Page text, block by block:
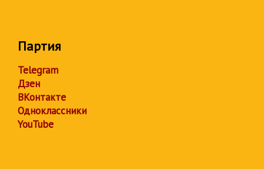
Партия
Telegram
Дзен
ВКонтакте
Одноклассники
YouTube